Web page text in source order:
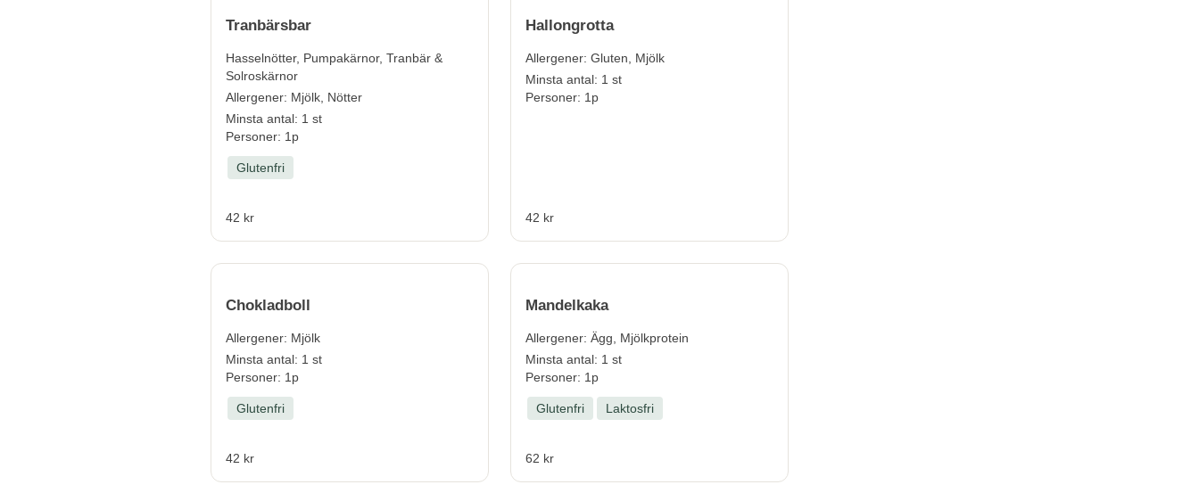
Tranbärsbar
Hasselnötter, Pumpakärnor, Tranbär &
Solroskärnor
Allergener: Mjölk, Nötter
Minsta antal: 1 st
Personer: 1p
Glutenfri
42 kr
Hallongrotta
Allergener: Gluten, Mjölk
Minsta antal: 1 st
Personer: 1p
42 kr
Chokladboll
Allergener: Mjölk
Minsta antal: 1 st
Personer: 1p
Glutenfri
42 kr
Mandelkaka
Allergener: Ägg, Mjölkprotein
Minsta antal: 1 st
Personer: 1p
Glutenfri Laktosfri
62 kr